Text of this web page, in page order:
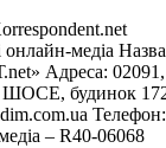
онлайн-медіа
Адреса: 02091,
будинок 172-
– R40-06068